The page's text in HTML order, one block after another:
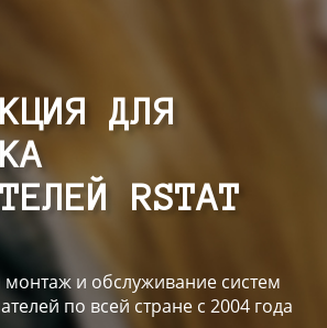
ДЛЯ
RSTAT
и обслуживание систем
по всей стране с 2004 года